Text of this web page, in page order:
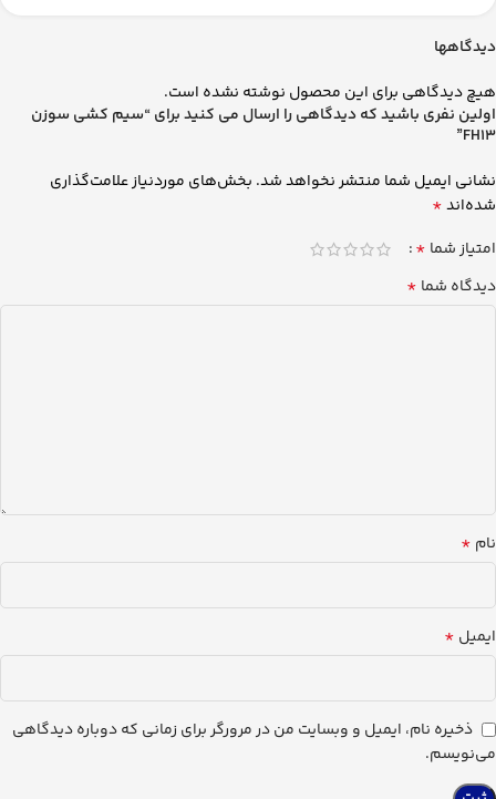
دیدگاهها
هیچ دیدگاهی برای این محصول نوشته نشده است.
اولین نفری باشید که دیدگاهی را ارسال می کنید برای “سیم کشی سوزن
FH13”
نشانی ایمیل شما منتشر نخواهد شد. بخش‌های موردنیاز علامت‌گذاری
شده‌اند*
امتیاز شما *
دیدگاه شما *
نام *
ایمیل *
ذخیره نام، ایمیل و وبسایت من در مرورگر برای زمانی که دوباره دیدگاهی
می‌نویسم.